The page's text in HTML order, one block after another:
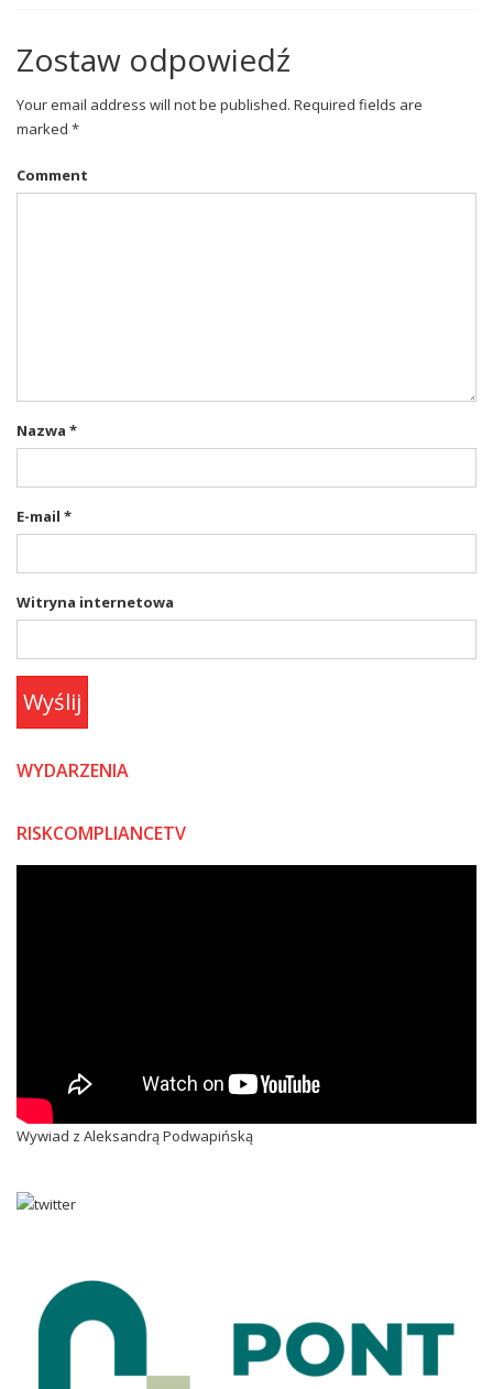
Zostaw odpowiedź
Your email address will not be published. Required fields are
marked *
Comment
Nazwa *
E-mail *
Witryna internetowa
Wyślij
WYDARZENIA
RISKCOMPLIANCETV
Wywiad z Aleksandrą Podwapińską